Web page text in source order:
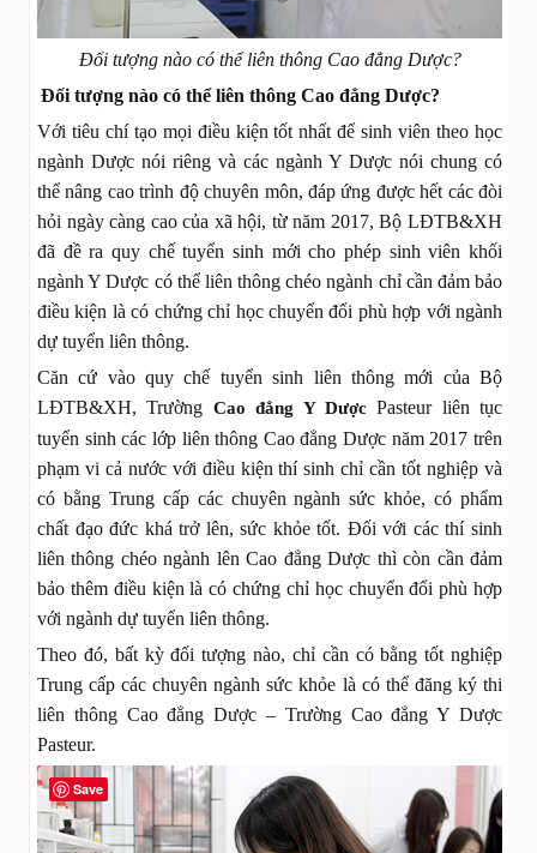
Đối tượng nào có thể liên thông Cao đẳng Dược?
Đối tượng nào có thể liên thông Cao đẳng Dược?
Với tiêu chí tạo mọi điều kiện tốt nhất để sinh viên theo học
ngành Dược nói riêng và các ngành Y Dược nói chung có
thể nâng cao trình độ chuyên môn, đáp ứng được hết các đòi
hỏi ngày càng cao của xã hội, từ năm 2017, Bộ LĐTB&XH
đã đề ra quy chế tuyển sinh mới cho phép sinh viên khối
ngành Y Dược có thể liên thông chéo ngành chỉ cần đảm bảo
điều kiện là có chứng chỉ học chuyển đổi phù hợp với ngành
dự tuyển liên thông.
Căn cứ vào quy chế tuyển sinh liên thông mới của Bộ
LĐTB&XH, Trường Cao đẳng Y DượcPasteur liên tục
tuyển sinh các lớp liên thông Cao đẳng Dược năm 2017 trên
phạm vi cả nước với điều kiện thí sinh chỉ cần tốt nghiệp và
có bằng Trung cấp các chuyên ngành sức khỏe, có phẩm
chất đạo đức khá trở lên, sức khỏe tốt. Đối với các thí sinh
liên thông chéo ngành lên Cao đẳng Dược thì còn cần đảm
bảo thêm điều kiện là có chứng chỉ học chuyển đổi phù hợp
với ngành dự tuyển liên thông.
Theo đó, bất kỳ đối tượng nào, chỉ cần có bằng tốt nghiệp
Trung cấp các chuyên ngành sức khỏe là có thể đăng ký thi
liên thông Cao đẳng Dược – Trường Cao đẳng Y Dược
Pasteur.
Save